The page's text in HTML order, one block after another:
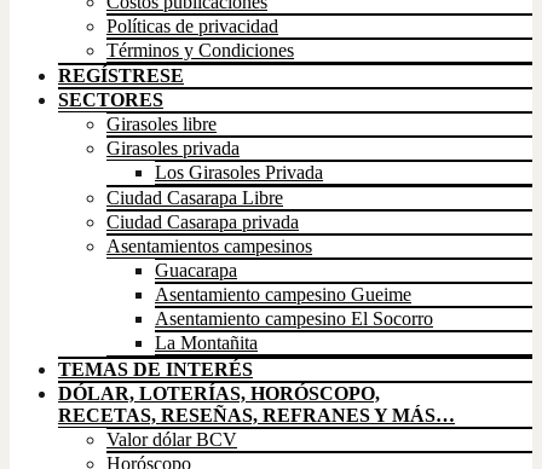
Políticas de privacidad
Términos y Condiciones
REGÍSTRESE
SECTORES
Girasoles libre
Girasoles privada
Los Girasoles Privada
Ciudad Casarapa Libre
Ciudad Casarapa privada
Asentamientos campesinos
Guacarapa
Asentamiento campesino Gueime
Asentamiento campesino El Socorro
La Montañita
TEMAS DE INTERÉS
DÓLAR, LOTERÍAS, HORÓSCOPO,
RECETAS, RESEÑAS, REFRANES Y MÁS…
Valor dólar BCV
Horóscopo